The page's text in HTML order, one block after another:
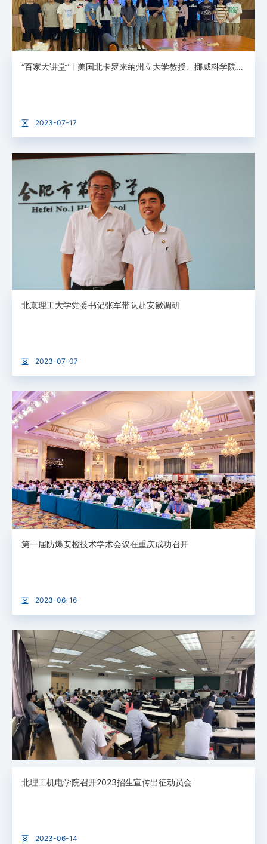
“百家大讲堂”丨美国北卡罗来纳州立大学教授、挪威科学院院士Richard Spontak来校作专题讲座
2023-07-17
北京理工大学党委书记张军带队赴安徽调研
2023-07-07
第一届防爆安检技术学术会议在重庆成功召开
2023-06-16
北理工机电学院召开2023招生宣传出征动员会
2023-06-14